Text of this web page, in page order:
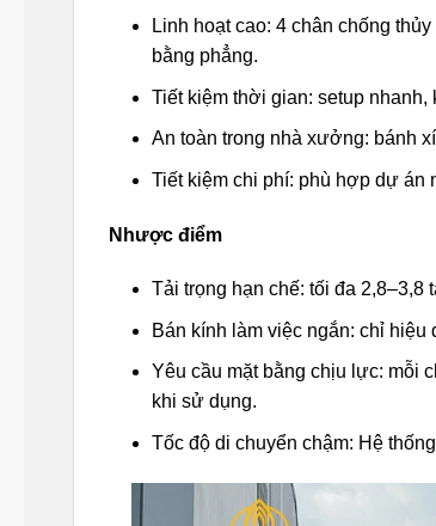
Linh hoạt cao: 4 chân chống
bằng phẳng.
Tiết kiệm thời gian: setup
An toàn trong nhà xưởng: bánh
Tiết kiệm chi phí: phù hợp dự án
Nhược điểm
Tải trọng hạn chế: tối đa 2,8–3,8
Bán kính làm việc ngắn: chỉ hiệu
Yêu cầu mặt bằng chịu lực: mỗi
khi sử dụng.
Tốc độ di chuyển chậm: Hệ